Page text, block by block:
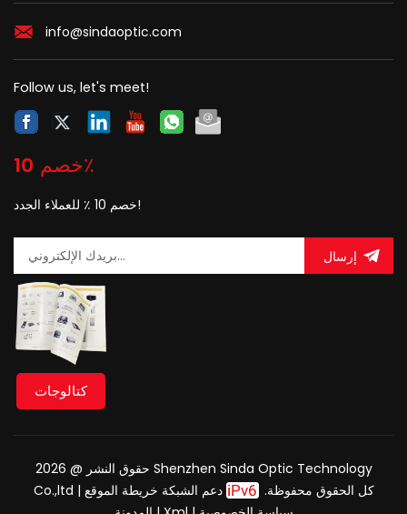
info@sindaoptic.com
Follow us, let's meet!
خصم 10٪
خصم 10 ٪ للعملاء الجدد!
إرسال
كتالوجات
حقوق النشر @ 2026 Shenzhen Sinda Optic Technology
Co.,ltd كل الحقوق محفوظة.
دعم الشبكة خريطة الموقع |